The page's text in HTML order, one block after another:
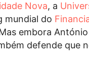
Nova, a
mundial do
embora
defende que